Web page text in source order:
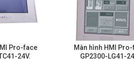
Pro-face
24V.
Màn hình HMI
GP2300-LG41-